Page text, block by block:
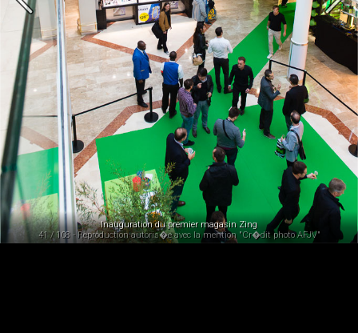
Inauguration du premier magasin Zing
41 / 108 - Reproduction autoris�e avec la mention "Cr�dit photo AFJV"